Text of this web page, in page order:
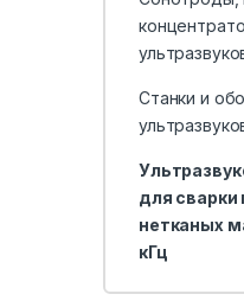
Станки и
для сварки
нетканых
кГц